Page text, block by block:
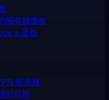
服务器面板
面板
服务器
时可用